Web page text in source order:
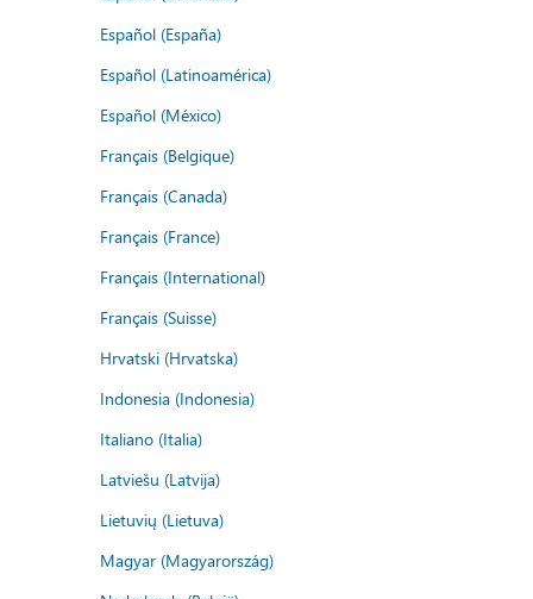
Español (España)
Español (Latinoamérica)
Español (México)
Français (Belgique)
Français (Canada)
Français (France)
Français (International)
Français (Suisse)
Hrvatski (Hrvatska)
Indonesia (Indonesia)
Italiano (Italia)
Latviešu (Latvija)
Lietuvių (Lietuva)
Magyar (Magyarország)